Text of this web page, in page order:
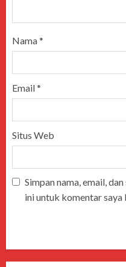
Nama*
Email*
Situs Web
Simpan nama, email,
ini untuk komentar